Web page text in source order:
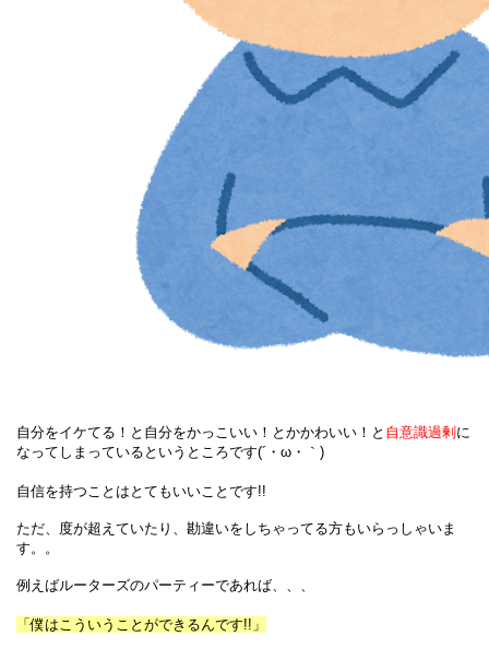
自分をイケてる！と自分をかっこいい！とかかわいい！と 自意識過剰 に
なってしまっているというところです(´・ω・｀)
自信を持つことはとてもいいことです!!
ただ、度が超えていたり、勘違いをしちゃってる方もいらっしゃいま
す。。
例えばルーターズのパーティーであれば、、、
「僕はこういうことができるんです!!」